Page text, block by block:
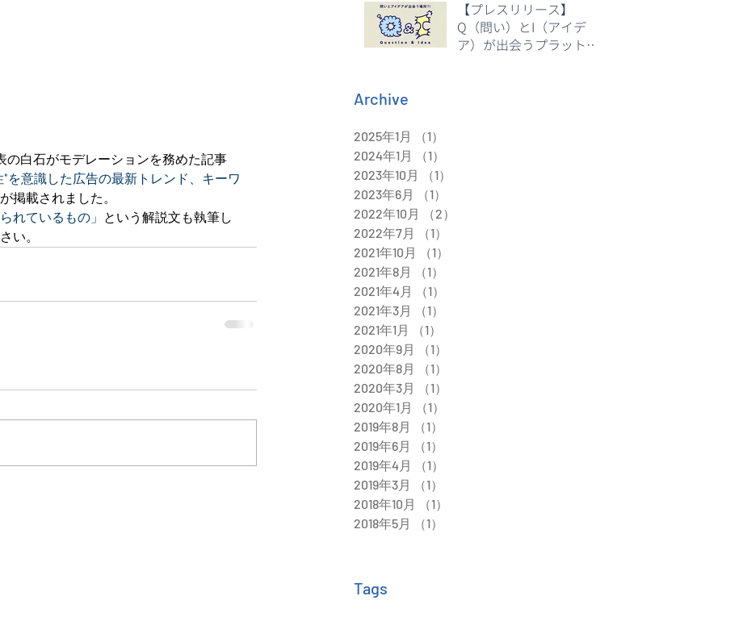
ジネスの両立」が掲載
【プレスリリース】
Q（問い）とI（アイデ
ア）が出会うプラットフ
Archive
2025年1月 （1）
2024年1月
（1）
2023年10月
（1）
2023年6月
（1）
2022年10月
（2）
2022年7月
（1）
2021年10月
（1）
2021年8月
（1）
2021年4月
（1）
2021年3月
（1）
2021年1月
（1）
2020年9月
（1）
2020年8月
（1）
2020年3月
（1）
2020年1月
（1）
2019年8月
（1）
2019年6月
（1）
2019年4月
（1）
2019年3月
（1）
2018年10月
（1）
2018年5月
（1）
Tags
白石がモデレーションを務めた記事
"を意識した広告の最新トレンド、キーワ
が掲載されました。
れているもの」 という解説文も執筆し
い。